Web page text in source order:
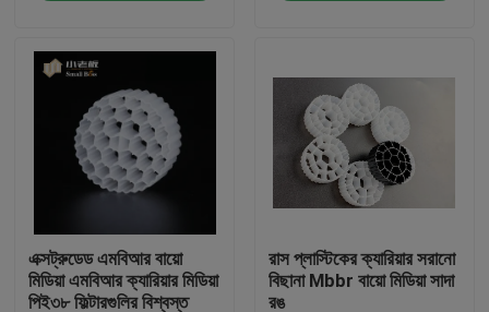
উদ্ধৃতির জন্য আবেদন
এমবিবিআর ফিল্টার মিডিয়া
এমবিবিআর বায়ো মিডিয়া
এক্সট্রুডেড এমবিআর বায়ো
মিডিয়া এমবিআর ক্যারিয়ার মিডিয়া
পিই৩৮ ফিল্টারগুলির বিশ্বস্ত
রাস প্লাস্টিকের ক্যারিয়ার সরানো
বিছানা Mbbr বায়ো মিডিয়া সাদা
রঙ